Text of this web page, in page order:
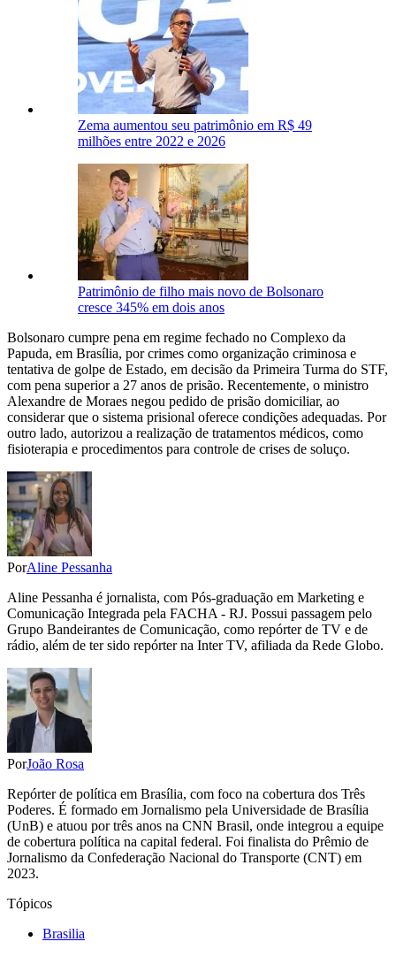
Zema aumentou seu patrimônio em R$ 49
milhões entre 2022 e 2026
Patrimônio de filho mais novo de Bolsonaro
cresce 345% em dois anos
Bolsonaro cumpre pena em regime fechado no Complexo da
Papuda, em Brasília, por crimes como organização criminosa e
tentativa de golpe de Estado, em decisão da Primeira Turma do STF,
com pena superior a 27 anos de prisão. Recentemente, o ministro
Alexandre de Moraes negou pedido de prisão domiciliar, ao
considerar que o sistema prisional oferece condições adequadas. Por
outro lado, autorizou a realização de tratamentos médicos, como
fisioterapia e procedimentos para controle de crises de soluço.
PorAline Pessanha
Aline Pessanha é jornalista, com Pós-graduação em Marketing e
Comunicação Integrada pela FACHA - RJ. Possui passagem pelo
Grupo Bandeirantes de Comunicação, como repórter de TV e de
rádio, além de ter sido repórter na Inter TV, afiliada da Rede Globo.
PorJoão Rosa
Repórter de política em Brasília, com foco na cobertura dos Três
Poderes. É formado em Jornalismo pela Universidade de Brasília
(UnB) e atuou por três anos na CNN Brasil, onde integrou a equipe
de cobertura política na capital federal. Foi finalista do Prêmio de
Jornalismo da Confederação Nacional do Transporte (CNT) em
2023.
Tópicos
Brasilia